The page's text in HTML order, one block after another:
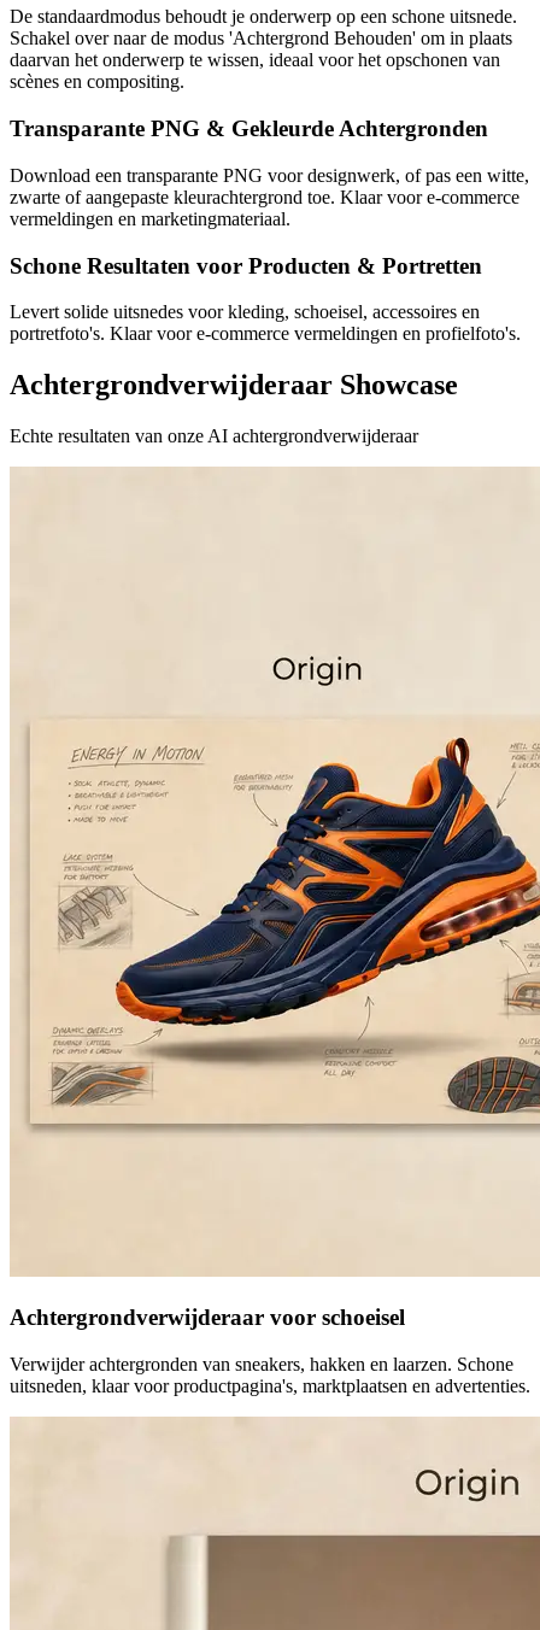
De standaardmodus behoudt je onderwerp op een schone uitsnede.
Schakel over naar de modus 'Achtergrond Behouden' om in plaats
daarvan het onderwerp te wissen, ideaal voor het opschonen van
scènes en compositing.
Transparante PNG & Gekleurde Achtergronden
Download een transparante PNG voor designwerk, of pas een witte,
zwarte of aangepaste kleurachtergrond toe. Klaar voor e-commerce
vermeldingen en marketingmateriaal.
Schone Resultaten voor Producten & Portretten
Levert solide uitsnedes voor kleding, schoeisel, accessoires en
portretfoto's. Klaar voor e-commerce vermeldingen en profielfoto's.
Achtergrondverwijderaar Showcase
Echte resultaten van onze AI achtergrondverwijderaar
Achtergrondverwijderaar voor schoeisel
Verwijder achtergronden van sneakers, hakken en laarzen. Schone
uitsneden, klaar voor productpagina's, marktplaatsen en advertenties.